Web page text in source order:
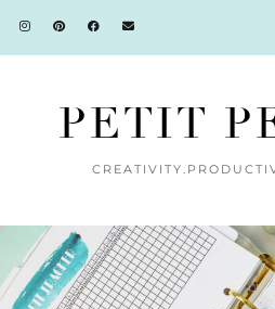
PETIT